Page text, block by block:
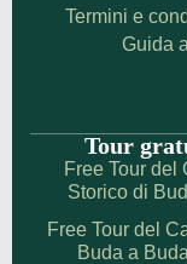
Termini e
Guida
Tour
Free Tour del
Storico di
Free Tour del
Buda a